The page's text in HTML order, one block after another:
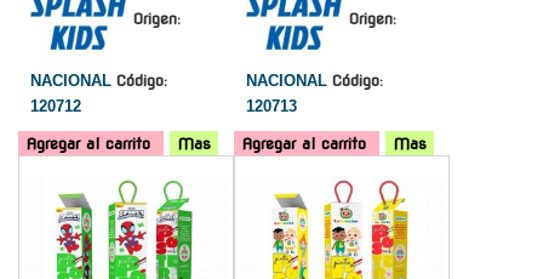
Origen:
NACIONAL Código:
120712
Agregar al carrito Mas
Origen:
NACIONAL Código:
120713
Agregar al carrito
Mas